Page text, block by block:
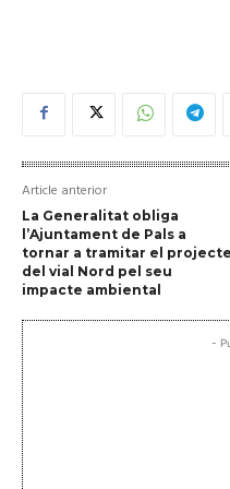
Article anterior
La Generalitat obliga
l’Ajuntament de Pals a
tornar a tramitar el projecte
del vial Nord pel seu
impacte ambiental
-